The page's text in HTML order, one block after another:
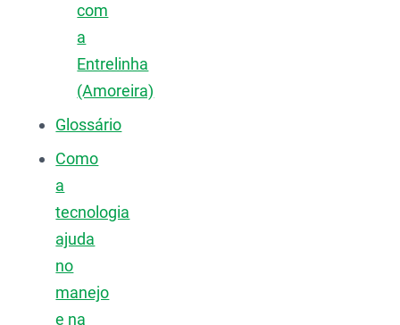
com
a
Entrelinha
(Amoreira)
Glossário
Como
a
tecnologia
ajuda
no
manejo
e na